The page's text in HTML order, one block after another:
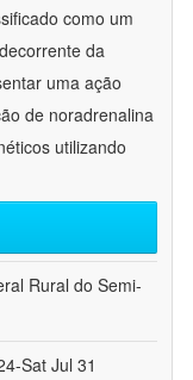
como um
da
uma ação
de noradrenalina
utilizando
Rural do Semi-
Sat Jul 31